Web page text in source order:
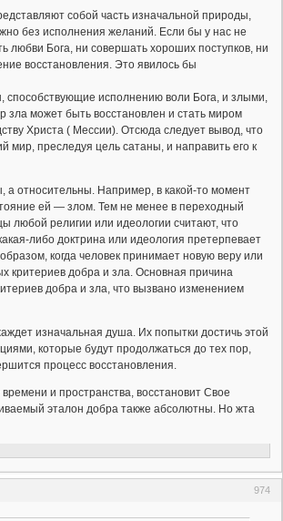
собой часть изначальной природы,
без исполнения желаний. Если бы у нас не
любви Бога, ни совершать хороших поступков, ни
восстановления. Это явилось бы
исполнению воли Бога, и злыми,
может быть восстановлен и стать миром
Христа ( Мессии). Отсюда следует вывод, что
мир, преследуя цель сатаны, и направить его к
относительны. Например, в какой-то момент
ей — злом. Тем не менее в переходный
любой религии или идеологии считают, что
либо доктрина или идеология претерпевает
когда человек принимает новую веру или
критериев добра и зла. Основная причина
добра и зла, что вызвано изменением
изначальная душа. Их попытки достичь этой
которые будут продолжаться до тех пор,
процесс восстановления.
и пространства, восстановит Свое
эталон добра также абсолютны. Но жта
974